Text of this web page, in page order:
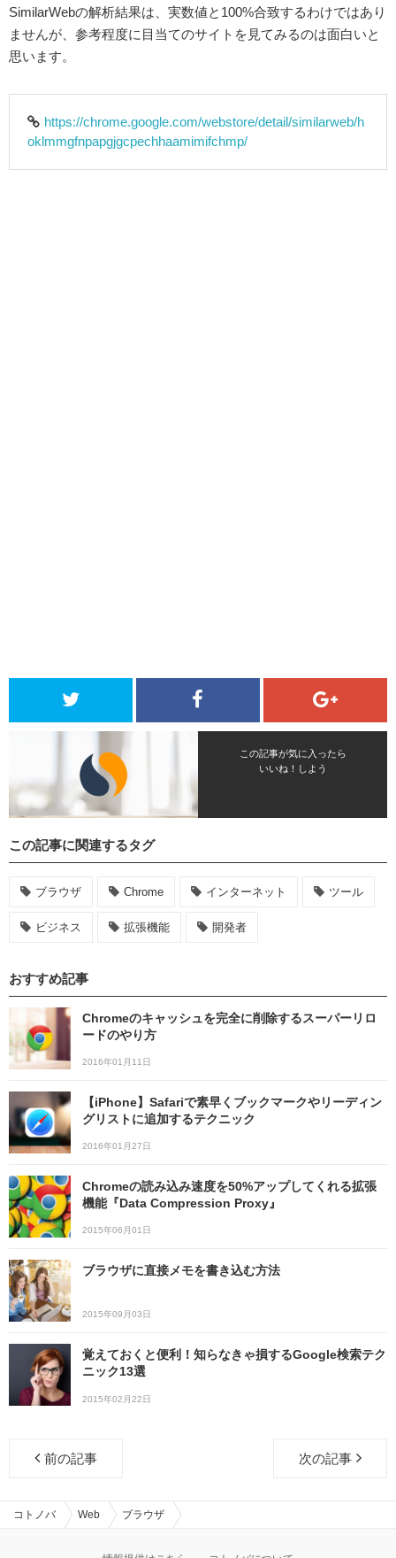
SimilarWebの解析結果は、実数値と100%合致するわけではあり
ませんが、参考程度に目当てのサイトを見てみるのは面白いと
思います。
https://chrome.google.com/webstore/detail/similarweb/h
oklmmgfnpapgjgcpechhaamimifchmp/
この記事が気に入ったら
いいね！しよう
この記事に関連するタグ
ブラウザ Chrome インターネット ツール
ビジネス 拡張機能 開発者
おすすめ記事
Chromeのキャッシュを完全に削除するスーパーリロ
ードのやり方
2016年01月11日
【iPhone】Safariで素早くブックマークやリーディン
グリストに追加するテクニック
2016年01月27日
Chromeの読み込み速度を50%アップしてくれる拡張
機能『Data Compression Proxy』
2015年06月01日
ブラウザに直接メモを書き込む方法
2015年09月03日
覚えておくと便利！知らなきゃ損するGoogle検索テク
ニック13選
2015年02月22日
前の記事 次の記事
コトノバ Web ブラウザ